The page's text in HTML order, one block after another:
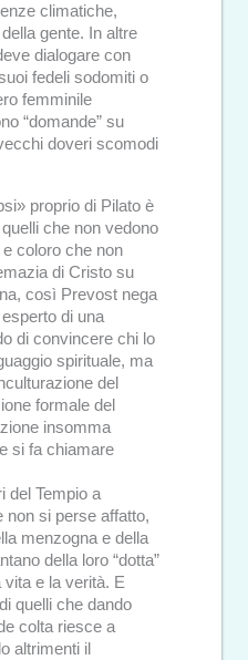
climatiche,
gente. In altre
dialogare con
suoi fedeli sodomiti o
femminile
“domande” su
doveri scomodi
proprio di Pilato è
che non vedono
coloro che non
di Cristo su
così Prevost nega
di una
di convincere chi lo
spirituale, ma
del
formale del
insomma
si fa chiamare
del Tempio a
non si perse affatto,
menzogna e della
della loro “dotta”
vita e la verità. E
quelli che dando
colta riesce a
altrimenti il